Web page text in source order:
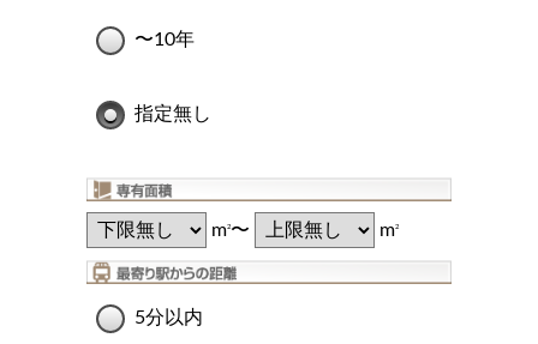
〜10年
指定無し
m2〜 m2
5分以内